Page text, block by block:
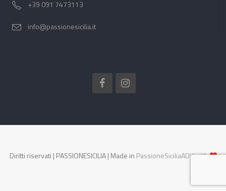
+39 091 7473113
info@passionesicilia.it
Diritti riservati | PASSIONESICILIA | Made in PassioneSiciliaADVwith